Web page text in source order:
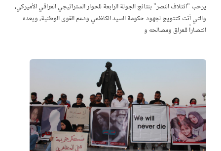
يرحب "ائتلاف النصر" بنتائج الجولة الرابعة للحوار الستراتيجي العراقي الأميركي،
والتي أتت كتتويج لجهود حكومة السيد الكاظمي ودعم القوى الوطنية، ويعده
انتصاراً للعراق ومصالحه و